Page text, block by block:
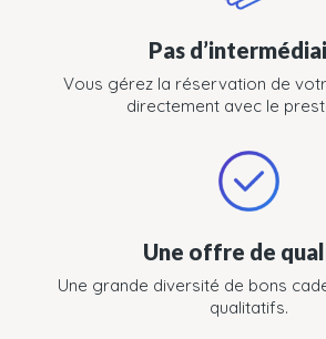
Pas
Vous gérez la réservation de
directement avec le
Une offre de
Une grande diversité de bons
qualitatifs.